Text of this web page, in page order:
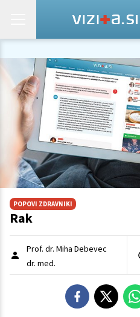
POPOVI ZDRAVNIKI
Rak
Prof. dr. Miha Debevec
dr. med.